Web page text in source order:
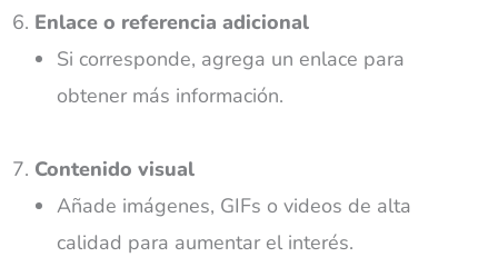
Enlace o referencia adicional
Si corresponde, agrega un enlace para
obtener más información.
Contenido visual
Añade imágenes, GIFs o videos de alta
calidad para aumentar el interés.